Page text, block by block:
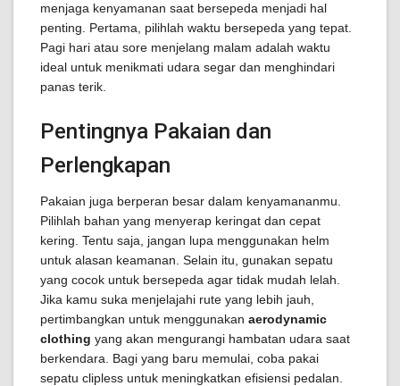
menjaga kenyamanan saat bersepeda menjadi hal
penting. Pertama, pilihlah waktu bersepeda yang tepat.
Pagi hari atau sore menjelang malam adalah waktu
ideal untuk menikmati udara segar dan menghindari
panas terik.
Pentingnya Pakaian dan
Perlengkapan
Pakaian juga berperan besar dalam kenyamananmu.
Pilihlah bahan yang menyerap keringat dan cepat
kering. Tentu saja, jangan lupa menggunakan helm
untuk alasan keamanan. Selain itu, gunakan sepatu
yang cocok untuk bersepeda agar tidak mudah lelah.
Jika kamu suka menjelajahi rute yang lebih jauh,
pertimbangkan untuk menggunakan aerodynamic
clothing yang akan mengurangi hambatan udara saat
berkendara. Bagi yang baru memulai, coba pakai
sepatu clipless untuk meningkatkan efisiensi pedalan.